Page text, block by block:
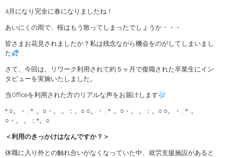
4月になり完全に春になりましたね！
あいにくの雨で、桜はもう散ってしまったでしょうか・・・
皆さまお花見されましたか？私は残念ながら機会をのがしてしまいまし
た
さて、今回は、リワーク利用されて約５ヶ月で復職された卒業生にイン
タビューを実施いたしました。
当Officeを利用された方のリアルな声をお届けします
*.○。・.: * .。○・。.。：。○.○。・.: * .。○・。.。：。○.○。・.: * .。
○・。.。：*。○
＜利用のきっかけはなんですか？＞
休職に入り外との触れ合いがなくなっていた中、就労支援施設があると